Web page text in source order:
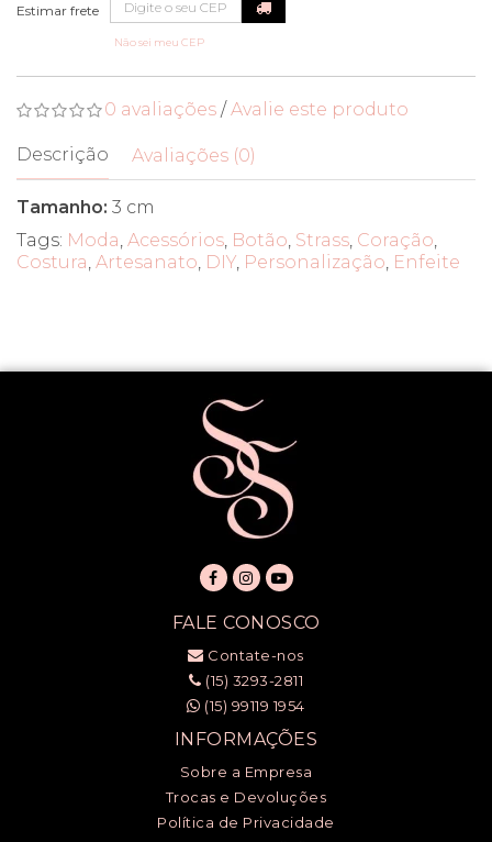
Não sei meu CEP
0 avaliações /Avalie este produto
Descrição Avaliações (0)
Tamanho: 3 cm
Tags: Moda, Acessórios, Botão, Strass, Coração,
Costura, Artesanato, DIY, Personalização, Enfeite
FALE CONOSCO
Contate-nos
(15) 3293-2811
(15) 99119 1954
INFORMAÇÕES
Sobre a Empresa
Trocas e Devoluções
Política de Privacidade